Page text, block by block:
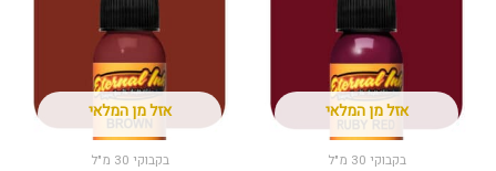
אזל מן המלאי
בקבוקי 30 מ"ל
אזל מן המלאי
בקבוקי 30 מ"ל